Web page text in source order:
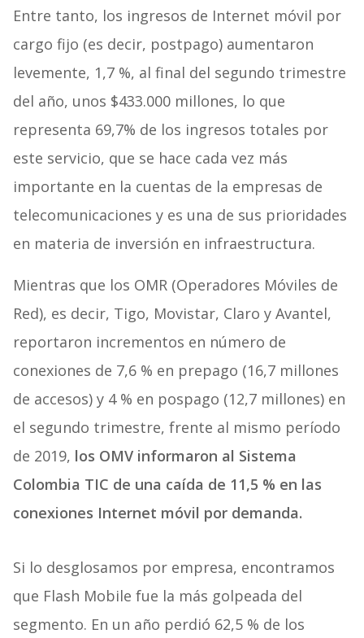
Entre tanto, los ingresos de Internet móvil por
cargo fijo (es decir, postpago) aumentaron
levemente, 1,7 %, al final del segundo trimestre
del año, unos $433.000 millones, lo que
representa 69,7% de los ingresos totales por
este servicio, que se hace cada vez más
importante en la cuentas de la empresas de
telecomunicaciones y es una de sus prioridades
en materia de inversión en infraestructura.
Mientras que los OMR (Operadores Móviles de
Red), es decir, Tigo, Movistar, Claro y Avantel,
reportaron incrementos en número de
conexiones de 7,6 % en prepago (16,7 millones
de accesos) y 4 % en pospago (12,7 millones) en
el segundo trimestre, frente al mismo período
de 2019, los OMV informaron al Sistema
Colombia TIC de una caída de 11,5 % en las
conexiones Internet móvil por demanda.
Si lo desglosamos por empresa, encontramos
que Flash Mobile fue la más golpeada del
segmento. En un año perdió 62,5 % de los